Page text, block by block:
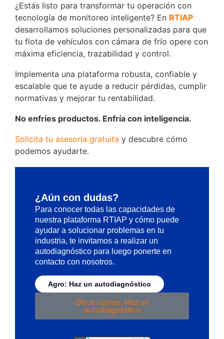
¿Estás listo para transformar tu operación con
tecnología de monitoreo inteligente? En RTIAP
desarrollamos soluciones personalizadas para que
tu flota de vehículos con cámara de frío opere con
máxima eficiencia, trazabilidad y control.
Implementa una plataforma robusta, confiable y
escalable que te ayude a reducir pérdidas, cumplir
normativas y mejorar tu rentabilidad.
No enfríes productos. Enfría con inteligencia.
Solicita tu asesoría gratuita y descubre cómo
podemos ayudarte.
¿Aún con dudas?
Para conocer todas las capacidades de
nuestra plataforma RTIAP y cómo puede
ayudar a solucionar problemas en tu
industria, te invitamos a realizar un
autodiagnóstico para luego ponerte en
contacto con nosotros.
Agro: Haz un autodiagnóstico
Otros rubros: Haz un
autodiagnóstico